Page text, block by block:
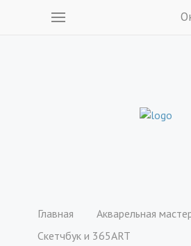
Главная
Акварельная
Cкетчбук и 365ART